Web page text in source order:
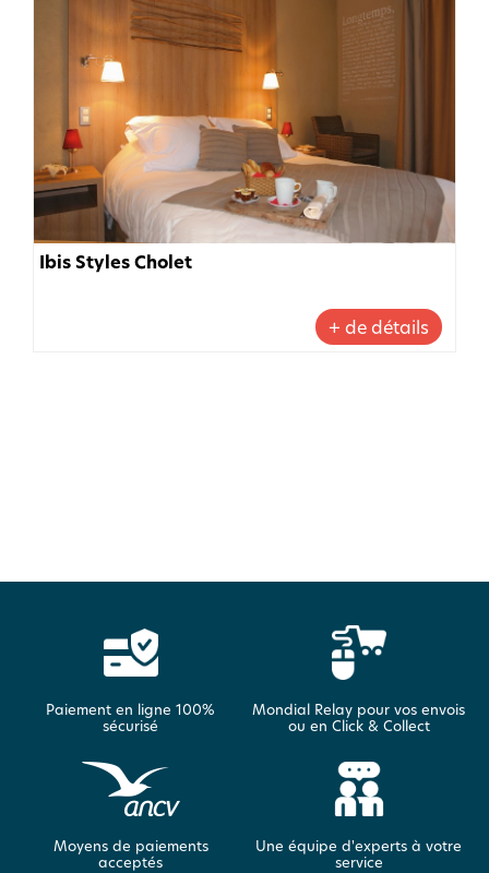
Ibis Styles Cholet
+ de détails
Paiement en ligne 100%
sécurisé
Mondial Relay pour vos envois
ou en Click & Collect
Moyens de paiements
acceptés
Une équipe d'experts à votre
service